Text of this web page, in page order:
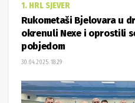
1. HRL SJEVER
Rukometaši Bjelovara u
okrenuli Nexe i oprostili
pobjedom
30.04.2025. 18:29